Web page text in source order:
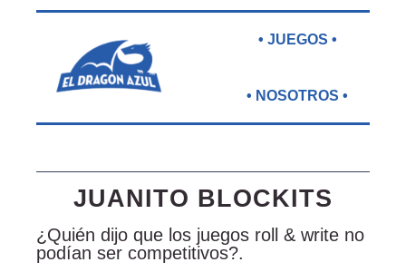
• JUEGOS •
• NOSOTROS •
JUANITO BLOCKITS
¿Quién dijo que los juegos roll & write no
podían ser competitivos?.